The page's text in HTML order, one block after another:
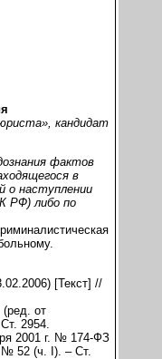
кандидат
фактов
в
о наступлении
РФ) либо по
[Текст] //
от
2954.
2001 г. № 174-ФЗ
№ 52 (ч. I). – Ст.